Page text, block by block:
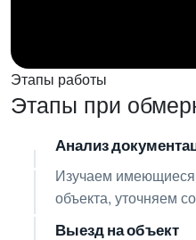
Этапы работы
Этапы при
01 Анализ
Изучаем имеющиеся
объекта, уточняем
Выезд на объект